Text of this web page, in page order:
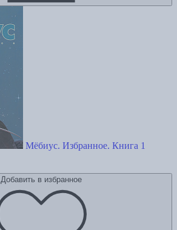
Мёбиус. Избранное. Книга 1
Добавить в избранное